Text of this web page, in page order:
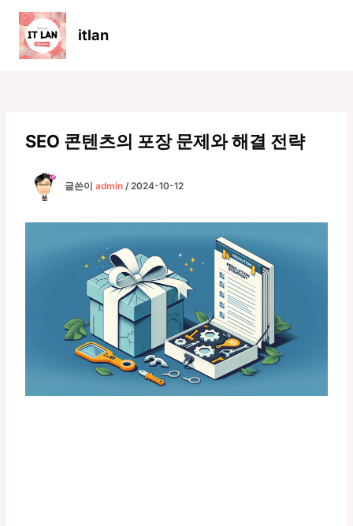
itlan
SEO 콘텐츠의 포장 문제와 해결 전략
글쓴이 admin /2024-10-12